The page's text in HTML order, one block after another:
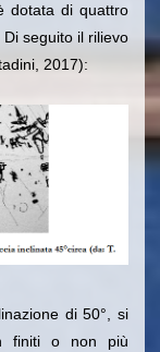
dotata di quattro
seguito il rilievo
2017):
di 50°, si
finiti o non più